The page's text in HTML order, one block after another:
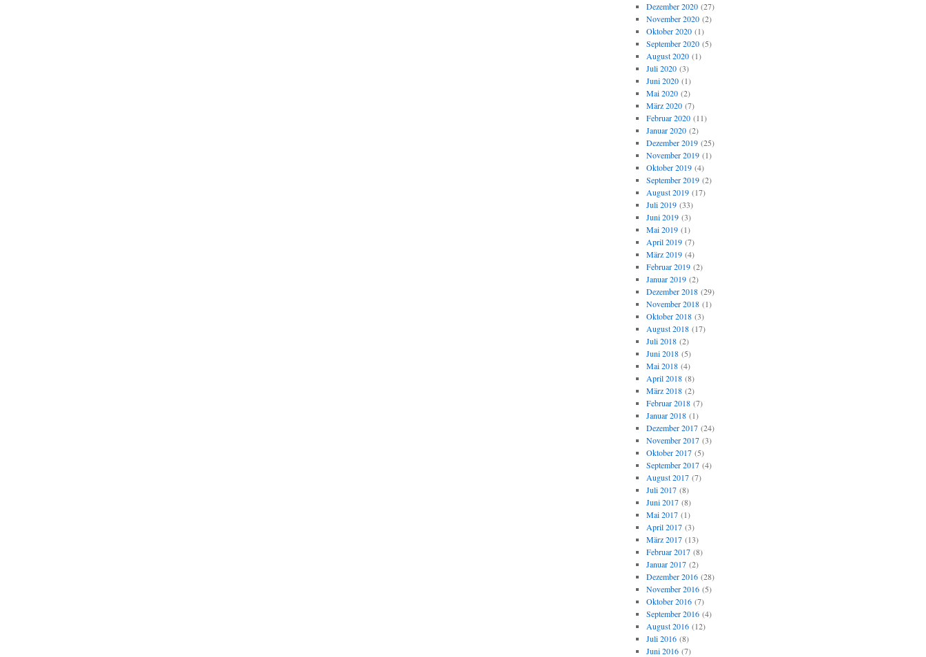
Dezember 2020(27)
November 2020(2)
Oktober 2020(1)
September 2020(5)
August 2020(1)
Juli 2020(3)
Juni 2020(1)
Mai 2020(2)
März 2020(7)
Februar 2020(11)
Januar 2020(2)
Dezember 2019(25)
November 2019(1)
Oktober 2019(4)
September 2019(2)
August 2019(17)
Juli 2019(33)
Juni 2019(3)
Mai 2019(1)
April 2019(7)
März 2019(4)
Februar 2019(2)
Januar 2019(2)
Dezember 2018(29)
November 2018(1)
Oktober 2018(3)
August 2018(17)
Juli 2018(2)
Juni 2018(5)
Mai 2018(4)
April 2018(8)
März 2018(2)
Februar 2018(7)
Januar 2018(1)
Dezember 2017(24)
November 2017(3)
Oktober 2017(5)
September 2017(4)
August 2017(7)
Juli 2017(8)
Juni 2017(8)
Mai 2017(1)
April 2017(3)
März 2017(13)
Februar 2017(8)
Januar 2017(2)
Dezember 2016(28)
November 2016(5)
Oktober 2016(7)
September 2016(4)
August 2016(12)
Juli 2016(8)
Juni 2016(7)